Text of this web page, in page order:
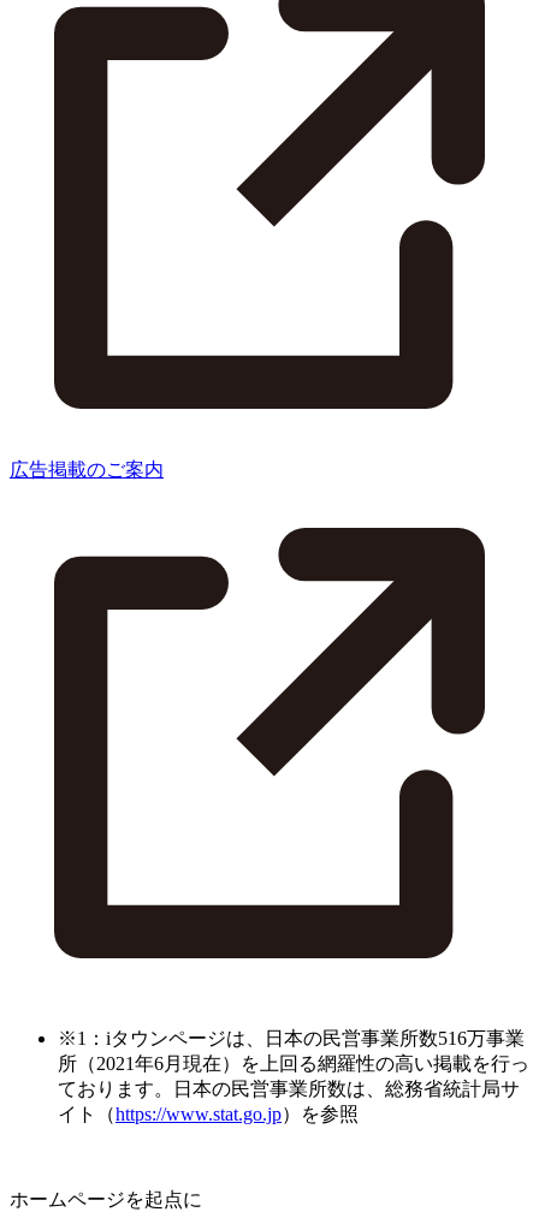
広告掲載のご案内
※1：iタウンページは、日本の民営事業所数516万事業
所（2021年6月現在）を上回る網羅性の高い掲載を行っ
ております。日本の民営事業所数は、総務省統計局サ
イト（https://www.stat.go.jp）を参照
ホームページを起点に